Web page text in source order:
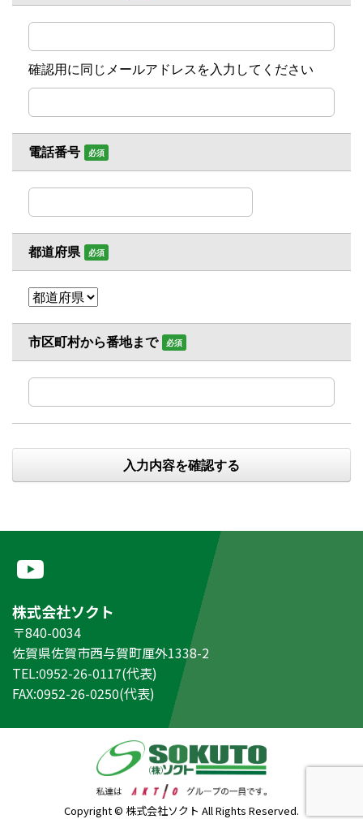
確認用に同じメールアドレスを入力してください
電話番号 必須
都道府県 必須
市区町村から番地まで 必須
株式会社ソクト
〒840-0034
佐賀県佐賀市西与賀町厘外1338-2
TEL:0952-26-0117(代表)
FAX:0952-26-0250(代表)
Copyright © 株式会社ソクト All Rights Reserved.